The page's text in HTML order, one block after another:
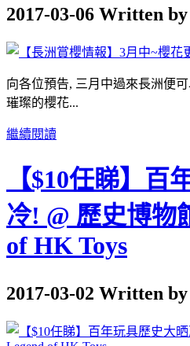
2017-03-06 Written
向各位預告, 三月中過來長洲便
璀璨的櫻花...
繼續閱讀
【$10任睇】百
冷! @ 歷史博物
of HK Toys
2017-03-02 Written